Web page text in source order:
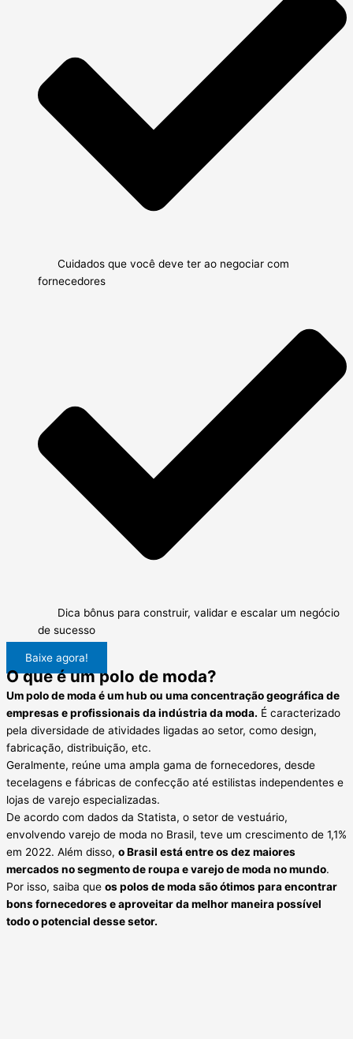
Cuidados que você deve ter ao negociar com
fornecedores
Dica bônus para construir, validar e escalar um negócio
de sucesso
Baixe agora!
O que é um polo de moda?
Um polo de moda é um hub ou uma concentração geográfica de
empresas e profissionais da indústria da moda. É caracterizado
pela diversidade de atividades ligadas ao setor, como design,
fabricação, distribuição, etc.
Geralmente, reúne uma ampla gama de fornecedores, desde
tecelagens e fábricas de confecção até estilistas independentes e
lojas de varejo especializadas.
De acordo com dados da Statista, o setor de vestuário,
envolvendo varejo de moda no Brasil, teve um crescimento de 1,1%
em 2022. Além disso, o Brasil está entre os dez maiores
mercados no segmento de roupa e varejo de moda no mundo.
Por isso, saiba que os polos de moda são ótimos para encontrar
bons fornecedores e aproveitar da melhor maneira possível
todo o potencial desse setor.